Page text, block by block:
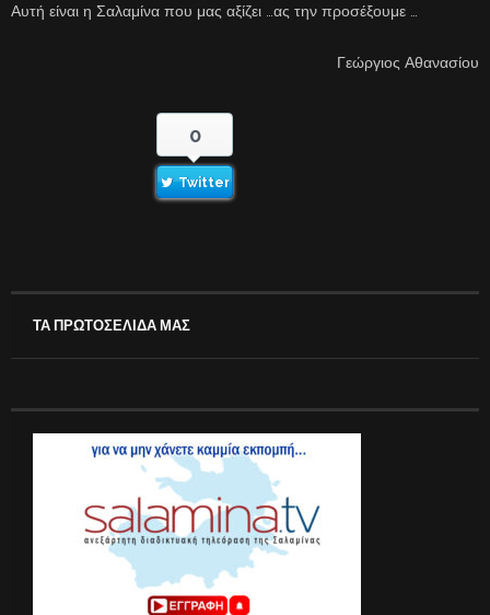
Αυτή είναι η Σαλαμίνα που μας αξίζει …ας την προσέξουμε …
Γεώργιος Αθανασίου
0
Twitter
ΤΑ ΠΡΩΤΟΣΕΛΙΔΑ ΜΑΣ